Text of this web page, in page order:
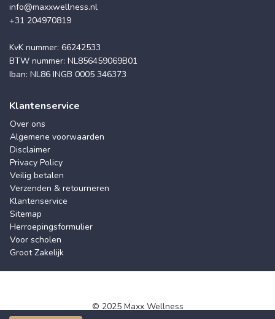
info@maxxwellness.nl
+31 204970819
KvK nummer: 66242533
BTW nummer: NL856459069B01
Iban: NL86 INGB 0005 346373
Klantenservice
Over ons
Algemene voorwaarden
Disclaimer
Privacy Policy
Veilig betalen
Verzenden & retourneren
Klantenservice
Sitemap
Herroepingsformulier
Voor scholen
Groot Zakelijk
© 2025 Maxx Wellness